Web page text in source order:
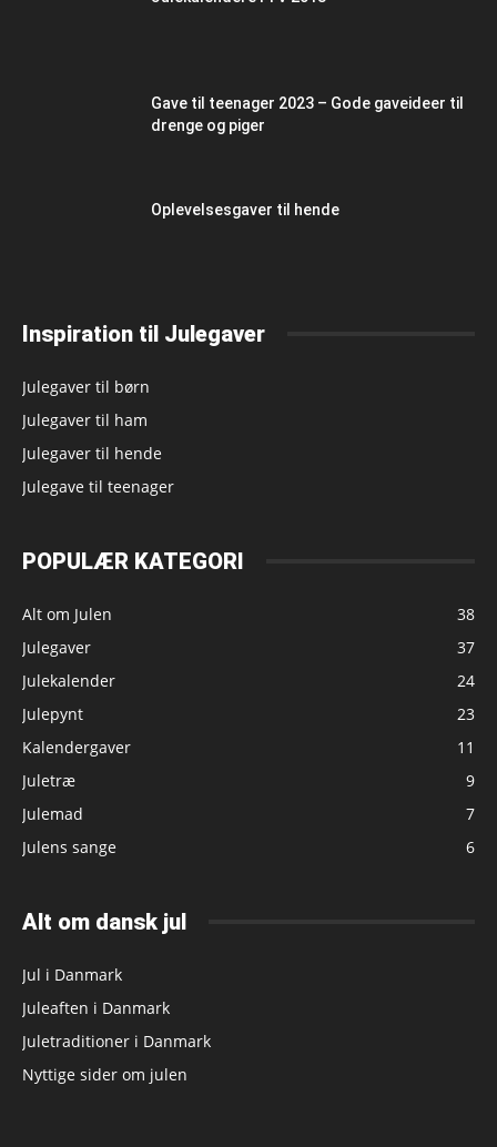
Gave til teenager 2023 – Gode gaveideer til
drenge og piger
Oplevelsesgaver til hende
Inspiration til Julegaver
Julegaver til børn
Julegaver til ham
Julegaver til hende
Julegave til teenager
POPULÆR KATEGORI
Alt om Julen
38
Julegaver
37
Julekalender
24
Julepynt
23
Kalendergaver
11
Juletræ
9
Julemad
7
Julens sange
6
Alt om dansk jul
Jul i Danmark
Juleaften i Danmark
Juletraditioner i Danmark
Nyttige sider om julen